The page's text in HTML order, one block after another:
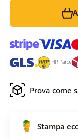
Prova come
Stampa